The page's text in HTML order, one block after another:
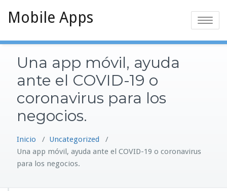
Mobile Apps Alternar
Una app móvil, ayuda
ante el COVID-19 o
coronavirus para los
negocios.
Inicio / Uncategorized /
Una app móvil, ayuda ante el COVID-19 o coronavirus
para los negocios.